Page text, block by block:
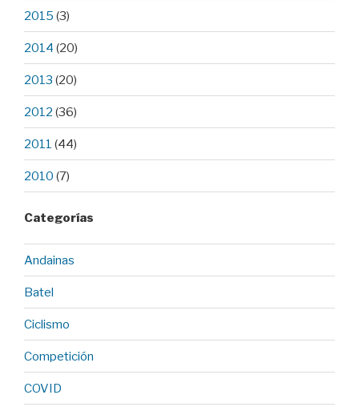
2015 (3)
2014 (20)
2013 (20)
2012 (36)
2011 (44)
2010 (7)
Categorías
Andainas
Batel
Ciclismo
Competición
COVID